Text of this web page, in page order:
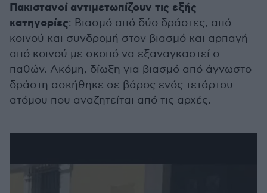
Πακιστανοί αντιμετωπίζουν τις εξής
κατηγορίες: Βιασμό από δύο δράστες, από
κοινού και συνδρομή στον βιασμό και αρπαγή
από κοινού με σκοπό να εξαναγκαστεί ο
παθών. Ακόμη, δίωξη για βιασμό από άγνωστο
δράστη ασκήθηκε σε βάρος ενός τετάρτου
ατόμου που αναζητείται από τις αρχές.